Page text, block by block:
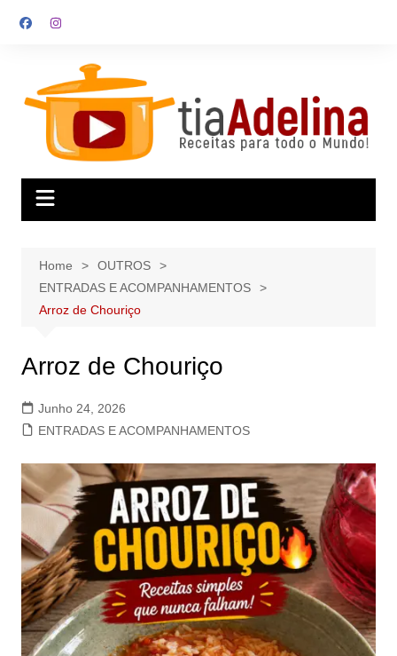
Home
OUTROS
ENTRADAS E ACOMPANHAMENTOS
Arroz de Chouriço
Arroz de Chouriço
Junho 24, 2026
ENTRADAS E ACOMPANHAMENTOS